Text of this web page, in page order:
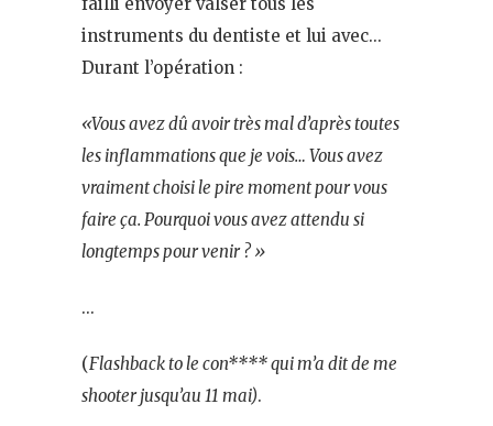
instruments du dentiste et lui avec…
Durant l’opération :
«Vous avez dû avoir très mal d’après toutes
les inflammations que je vois… Vous avez
vraiment choisi le pire moment pour vous
faire ça. Pourquoi vous avez attendu si
longtemps pour venir ? »
…
(Flashback to le con**** qui m’a dit de me
shooter jusqu’au 11 mai).